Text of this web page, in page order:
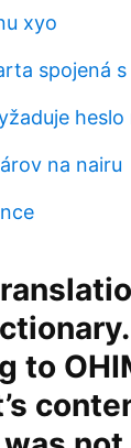
xyo
spojená
na nairu
to